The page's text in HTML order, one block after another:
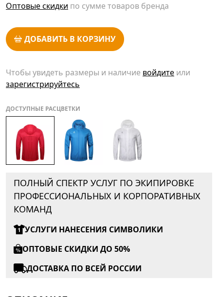
Оптовые скидки по сумме товаров бренда
ДОБАВИТЬ В КОРЗИНУ
Чтобы увидеть размеры и наличие войдите или
зарегистрируйтесь
ДОСТУПНЫЕ РАСЦВЕТКИ
ПОЛНЫЙ СПЕКТР УСЛУГ ПО ЭКИПИРОВКЕ
ПРОФЕССИОНАЛЬНЫХ И КОРПОРАТИВНЫХ
КОМАНД
УСЛУГИ НАНЕСЕНИЯ СИМВОЛИКИ
ОПТОВЫЕ СКИДКИ ДО 50%
ДОСТАВКА ПО ВСЕЙ РОССИИ